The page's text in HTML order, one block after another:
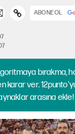
ABONE OL
bırakma,
karar ver.
arasına ekle!